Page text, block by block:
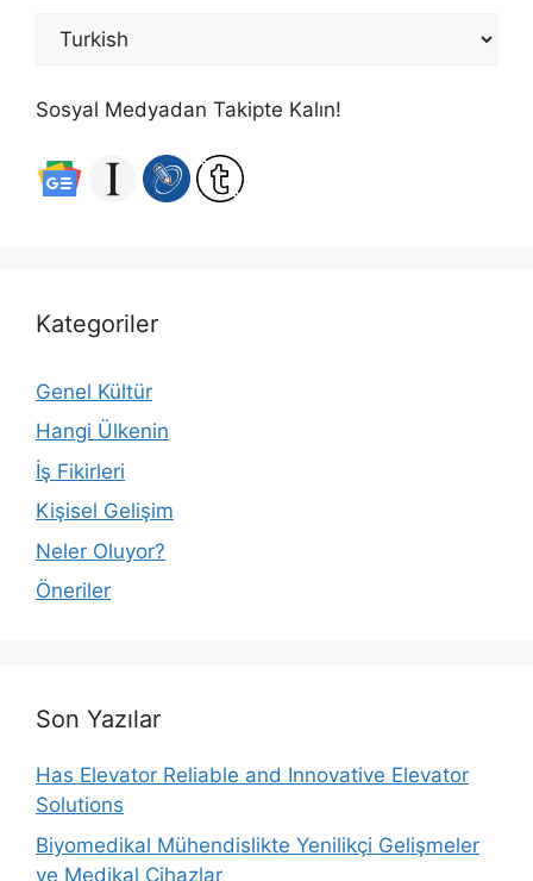
Sosyal Medyadan Takipte Kalın!
Kategoriler
Genel Kültür
Hangi Ülkenin
İş Fikirleri
Kişisel Gelişim
Neler Oluyor?
Öneriler
Son Yazılar
Has Elevator Reliable and Innovative Elevator
Solutions
Biyomedikal Mühendislikte Yenilikçi Gelişmeler
ve Medikal Cihazlar